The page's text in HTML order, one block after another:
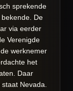
sprekende
De
via eerder
Verenigde
werknemer
het
Daar
Nevada.